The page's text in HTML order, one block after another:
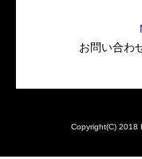
お問い合わ
Copyright(C) 2018